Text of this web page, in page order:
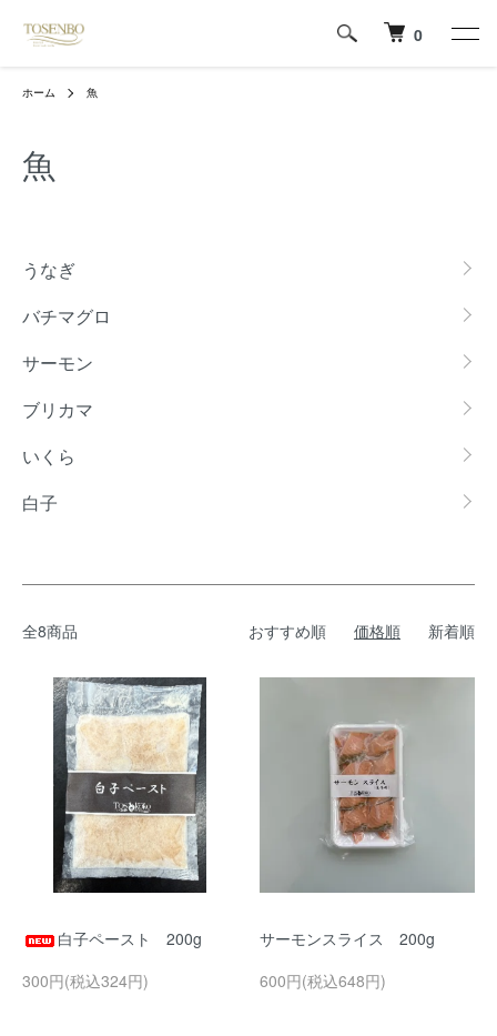
0
ホーム 魚
魚
うなぎ
バチマグロ
サーモン
ブリカマ
いくら
白子
全8商品 おすすめ順 価格順 新着順
白子ペースト 200g
300円(税込324円)
サーモンスライス 200g
600円(税込648円)